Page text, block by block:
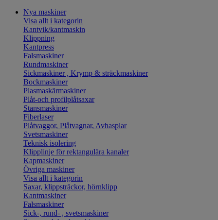
Nya maskiner
Visa allt i kategorin
Kantvik/kantmaskin
Klippning
Kantpress
Falsmaskiner
Rundmaskiner
Sickmaskiner , Krymp & sträckmaskiner
Bockmaskiner
Plasmaskärmaskiner
Plåt-och profilplåtsaxar
Stansmaskiner
Fiberlaser
Plåtvaggor, Plåtvagnar, Avhasplar
Svetsmaskiner
Teknisk isolering
Klipplinje för rektangulära kanaler
Kapmaskiner
Övriga maskiner
Visa allt i kategorin
Saxar, klippsträckor, hörnklipp
Kantmaskiner
Falsmaskiner
Sick-, rund- , svetsmaskiner